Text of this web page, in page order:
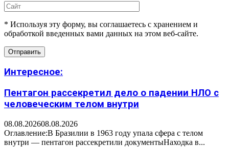
* Используя эту форму, вы соглашаетесь с хранением и
обработкой введенных вами данных на этом веб-сайте.
Интересное:
Пентагон рассекретил дело о падении НЛО с
человеческим телом внутри
08.08.202608.08.2026
Оглавление:В Бразилии в 1963 году упала сфера с телом
внутри — пентагон рассекретили документыНаходка в...